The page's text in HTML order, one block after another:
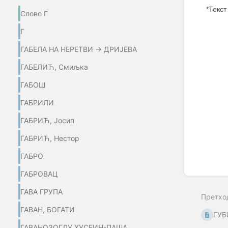
Слово Г
Г
ГАБЕЛА НА НЕРЕТВИ → ДРИЈЕВА
ГАБЕЛИЋ, Смиљка
ГАБОШ
ГАБРИЛИ
ГАБРИЋ, Јосип
ГАБРИЋ, Нестор
ГАБРО
ГАБРОВАЦ
ГАВА ГРУПА
ГАВАН, БОГАТИ